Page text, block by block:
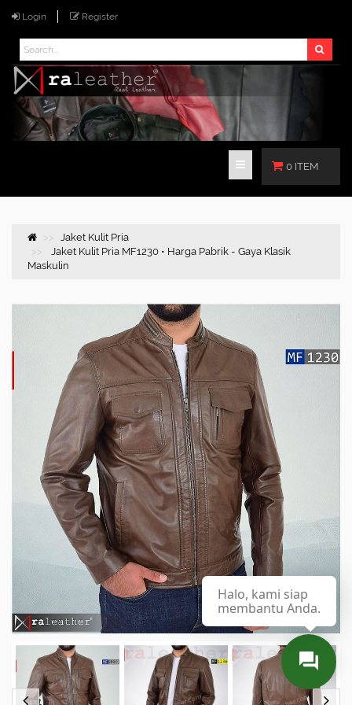
Login Register
0 ITEM
Jaket Kulit Pria
Jaket Kulit Pria MF1230 • Harga Pabrik - Gaya Klasik
Maskulin
Halo, kami siap
membantu Anda.